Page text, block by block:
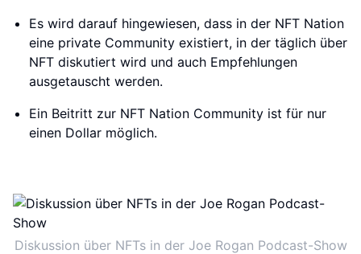
Es wird darauf hingewiesen, dass in der NFT Nation
eine private Community existiert, in der täglich über
NFT diskutiert wird und auch Empfehlungen
ausgetauscht werden.
Ein Beitritt zur NFT Nation Community ist für nur
einen Dollar möglich.
Diskussion über NFTs in der Joe Rogan Podcast-Show